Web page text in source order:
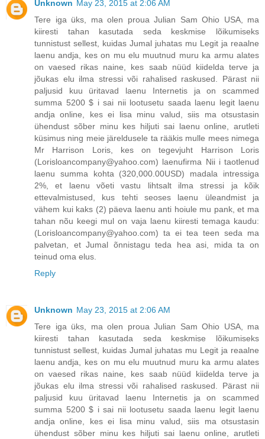
Unknown May 23, 2015 at 2:06 AM
Tere iga üks, ma olen proua Julian Sam Ohio USA, ma
kiiresti tahan kasutada seda keskmise lõikumiseks
tunnistust sellest, kuidas Jumal juhatas mu Legit ja reaalne
laenu andja, kes on mu elu muutnud muru ka armu alates
on vaesed rikas naine, kes saab nüüd kiidelda terve ja
jõukas elu ilma stressi või rahalised raskused. Pärast nii
paljusid kuu üritavad laenu Internetis ja on scammed
summa 5200 $ i sai nii lootusetu saada laenu legit laenu
andja online, kes ei lisa minu valud, siis ma otsustasin
ühendust sõber minu kes hiljuti sai laenu online, arutleti
küsimus ning meie järeldusele ta rääkis mulle mees nimega
Mr Harrison Loris, kes on tegevjuht Harrison Loris
(Lorisloancompany@yahoo.com) laenufirma Nii i taotlenud
laenu summa kohta (320,000.00USD) madala intressiga
2%, et laenu võeti vastu lihtsalt ilma stressi ja kõik
ettevalmistused, kus tehti seoses laenu üleandmist ja
vähem kui kaks (2) päeva laenu anti hoiule mu pank, et ma
tahan nõu keegi mul on vaja laenu kiiresti temaga kaudu:
(Lorisloancompany@yahoo.com) ta ei tea teen seda ma
palvetan, et Jumal õnnistagu teda hea asi, mida ta on
teinud oma elus.
Reply
Unknown May 23, 2015 at 2:06 AM
Tere iga üks, ma olen proua Julian Sam Ohio USA, ma
kiiresti tahan kasutada seda keskmise lõikumiseks
tunnistust sellest, kuidas Jumal juhatas mu Legit ja reaalne
laenu andja, kes on mu elu muutnud muru ka armu alates
on vaesed rikas naine, kes saab nüüd kiidelda terve ja
jõukas elu ilma stressi või rahalised raskused. Pärast nii
paljusid kuu üritavad laenu Internetis ja on scammed
summa 5200 $ i sai nii lootusetu saada laenu legit laenu
andja online, kes ei lisa minu valud, siis ma otsustasin
ühendust sõber minu kes hiljuti sai laenu online, arutleti